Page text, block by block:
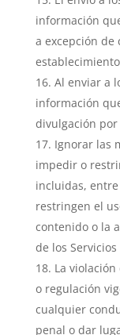
información
a excepción de
Al enviar a
información
divulgación
Ignorar las
impedir o
incluidas,
restringen el
contenido o la
de los
La
o regulación
cualquier
penal o dar